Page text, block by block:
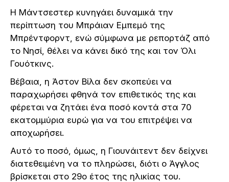
Η Μάντσεστερ κυνηγάει δυναμικά την
περίπτωση του Μπράιαν Εμπεμό της
Μπρέντφορντ, ενώ σύμφωνα με ρεπορτάζ από
το Νησί, θέλει να κάνει δικό της και τον Όλι
Γουότκινς.
Βέβαια, η Άστον Βίλα δεν σκοπεύει να
παραχωρήσει φθηνά τον επιθετικός της και
φέρεται να ζητάει ένα ποσό κοντά στα 70
εκατομμύρια ευρώ για να του επιτρέψει να
αποχωρήσει.
Αυτό το ποσό, όμως, η Γιουνάιτεντ δεν δείχνει
διατεθειμένη να το πληρώσει, διότι ο Άγγλος
βρίσκεται στο 29ο έτος της ηλικίας του.